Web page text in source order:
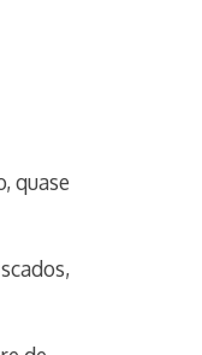
quase